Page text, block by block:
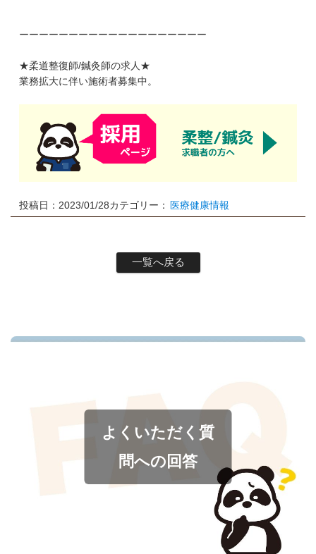
ーーーーーーーーーーーーーーーーーーー
★柔道整復師/鍼灸師の求人★
業務拡大に伴い施術者募集中。
投稿日：2023/01/28カテゴリー： 医療健康情報
一覧へ戻る
よくいただく質
問への回答